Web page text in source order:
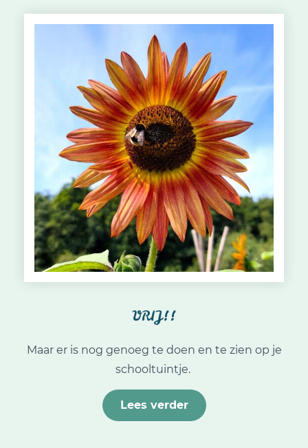
VRIJ!!
Maar er is nog genoeg te doen en te zien op je
schooltuintje.
Lees verder